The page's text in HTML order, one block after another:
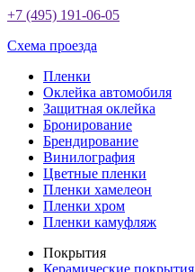
+7 (495) 191-06-05
Схема проезда
Пленки
Оклейка автомобиля
Защитная оклейка
Бронирование
Брендирование
Винилография
Цветные пленки
Пленки хамелеон
Пленки хром
Пленки камуфляж
Покрытия
Керамические покрытия